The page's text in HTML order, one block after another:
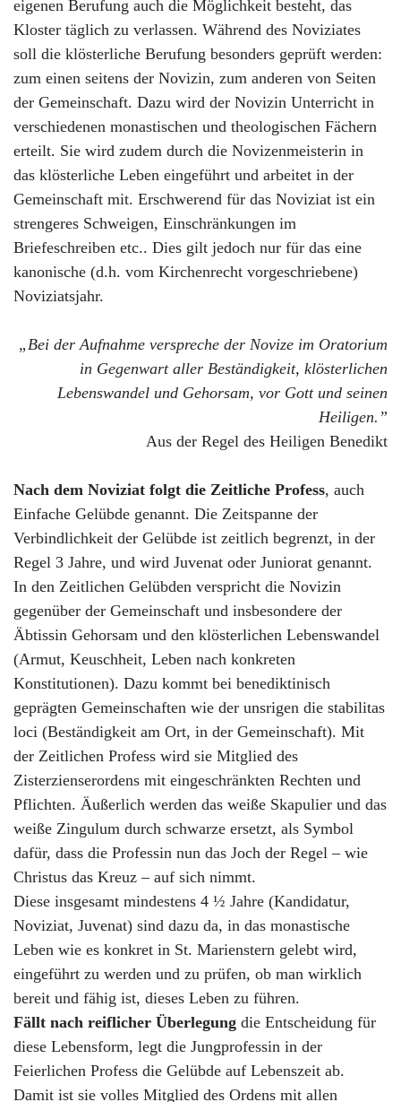
eigenen Berufung auch die Möglichkeit besteht, das
Kloster täglich zu verlassen. Während des Noviziates
soll die klösterliche Berufung besonders geprüft werden:
zum einen seitens der Novizin, zum anderen von Seiten
der Gemeinschaft. Dazu wird der Novizin Unterricht in
verschiedenen monastischen und theologischen Fächern
erteilt. Sie wird zudem durch die Novizenmeisterin in
das klösterliche Leben eingeführt und arbeitet in der
Gemeinschaft mit. Erschwerend für das Noviziat ist ein
strengeres Schweigen, Einschränkungen im
Briefeschreiben etc.. Dies gilt jedoch nur für das eine
kanonische (d.h. vom Kirchenrecht vorgeschriebene)
Noviziatsjahr.
„Bei der Aufnahme verspreche der Novize im Oratorium
in Gegenwart aller Beständigkeit, klösterlichen
Lebenswandel und Gehorsam, vor Gott und seinen
Heiligen.”
Aus der Regel des Heiligen Benedikt
Nach dem Noviziat folgt die Zeitliche Profess, auch
Einfache Gelübde genannt. Die Zeitspanne der
Verbindlichkeit der Gelübde ist zeitlich begrenzt, in der
Regel 3 Jahre, und wird Juvenat oder Juniorat genannt.
In den Zeitlichen Gelübden verspricht die Novizin
gegenüber der Gemeinschaft und insbesondere der
Äbtissin Gehorsam und den klösterlichen Lebenswandel
(Armut, Keuschheit, Leben nach konkreten
Konstitutionen). Dazu kommt bei benediktinisch
geprägten Gemeinschaften wie der unsrigen die stabilitas
loci (Beständigkeit am Ort, in der Gemeinschaft). Mit
der Zeitlichen Profess wird sie Mitglied des
Zisterzienserordens mit eingeschränkten Rechten und
Pflichten. Äußerlich werden das weiße Skapulier und das
weiße Zingulum durch schwarze ersetzt, als Symbol
dafür, dass die Professin nun das Joch der Regel – wie
Christus das Kreuz – auf sich nimmt.
Diese insgesamt mindestens 4 ½ Jahre (Kandidatur,
Noviziat, Juvenat) sind dazu da, in das monastische
Leben wie es konkret in St. Marienstern gelebt wird,
eingeführt zu werden und zu prüfen, ob man wirklich
bereit und fähig ist, dieses Leben zu führen.
Fällt nach reiflicher Überlegung die Entscheidung für
diese Lebensform, legt die Jungprofessin in der
Feierlichen Profess die Gelübde auf Lebenszeit ab.
Damit ist sie volles Mitglied des Ordens mit allen